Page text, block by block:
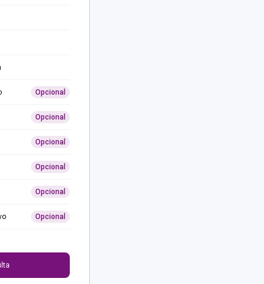
Opcional
Opcional
Opcional
Opcional
Opcional
Opcional